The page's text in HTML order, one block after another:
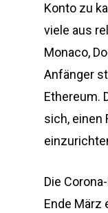
Konto zu
viele aus
Monaco,
Anfänger
Ethereum.
sich, einen
Die
Ende März